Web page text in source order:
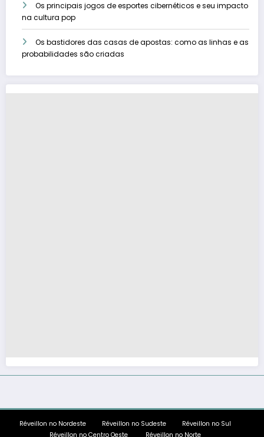
Os principais jogos de esportes cibernéticos e seu impacto
na cultura pop
Os bastidores das casas de apostas: como as linhas e as
probabilidades são criadas
Réveillon no Nordeste Réveillon no Sudeste
Réveillon no Sul
Réveillon no Centro Oeste
Réveillon no Norte